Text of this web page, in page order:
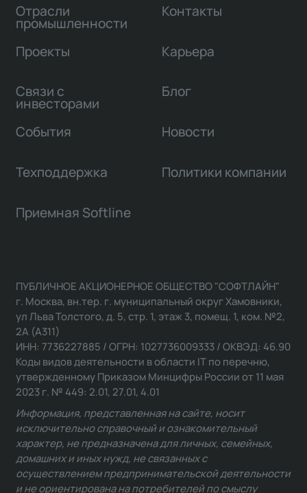
Отрасли
промышленности
Проекты
Связи с
инвесторами
Контакты
Карьера
Блог
События Новости
Техподдержка Политики компании
Приемная Softline
ПУБЛИЧНОЕ АКЦИОНЕРНОЕ ОБЩЕСТВО "СОФТЛАЙН"
г. Москва, вн.тер. г. муниципальный округ Хамовники,
ул Льва Толстого, д. 5, стр. 1, этаж 3, помещ. 1, ком. №2,
2А (А311)
ИНН: 7736227885 / ОГРН: 1027736009333 / ОКВЭД: 46.90
Коды видов деятельности в области IT по перечню,
утвержденному Приказом Минцифры России от 11 мая
2023 г. № 449: 2.01, 27.01, 4.01
Информация, представленная на сайте, носит
исключительно справочный и ознакомительный
характер, не предназначена для личных, семейных,
домашних и иных нужд, не связанных с
осуществлением предпринимательской деятельности
и не ориентирована на потребителей по смыслу